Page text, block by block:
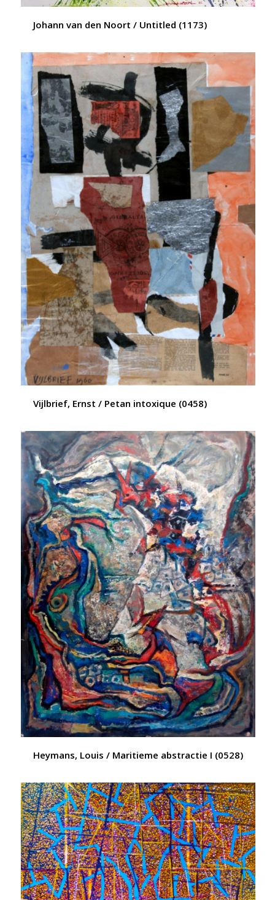
Johann van den Noort / Untitled (1173)
Vijlbrief, Ernst / Petan intoxique (0458)
Heymans, Louis / Maritieme abstractie I (0528)